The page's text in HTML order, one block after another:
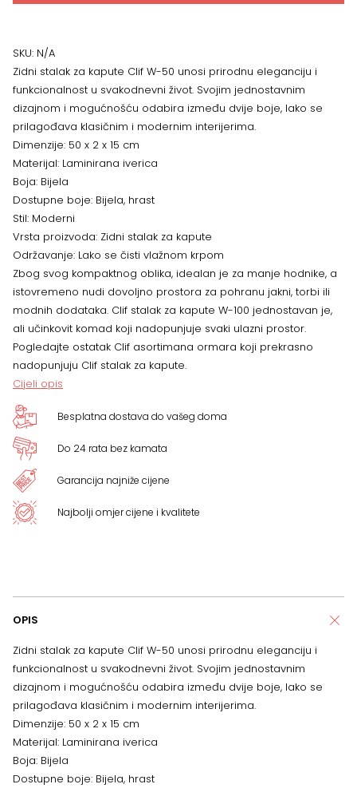
više
količina
SKU: N/A
Zidni stalak za kapute Clif W-50 unosi prirodnu eleganciju i
funkcionalnost u svakodnevni život. Svojim jednostavnim
dizajnom i mogućnošću odabira između dvije boje, lako se
prilagođava klasičnim i modernim interijerima.
Dimenzije: 50 x 2 x 15 cm
Materijal: Laminirana iverica
Boja: Bijela
Dostupne boje: Bijela, hrast
Stil: Moderni
Vrsta proizvoda: Zidni stalak za kapute
Održavanje: Lako se čisti vlažnom krpom
Zbog svog kompaktnog oblika, idealan je za manje hodnike, a
istovremeno nudi dovoljno prostora za pohranu jakni, torbi ili
modnih dodataka. Clif stalak za kapute W-100 jednostavan je,
ali učinkovit komad koji nadopunjuje svaki ulazni prostor.
Pogledajte ostatak Clif asortimana ormara koji prekrasno
nadopunjuju Clif stalak za kapute.
Cijeli opis
Besplatna dostava do vašeg doma
Do 24 rata bez kamata
Garancija najniže cijene
Najbolji omjer cijene i kvalitete
OPIS
Zidni stalak za kapute Clif W-50 unosi prirodnu eleganciju i
funkcionalnost u svakodnevni život. Svojim jednostavnim
dizajnom i mogućnošću odabira između dvije boje, lako se
prilagođava klasičnim i modernim interijerima.
Dimenzije: 50 x 2 x 15 cm
Materijal: Laminirana iverica
Boja: Bijela
Dostupne boje: Bijela, hrast